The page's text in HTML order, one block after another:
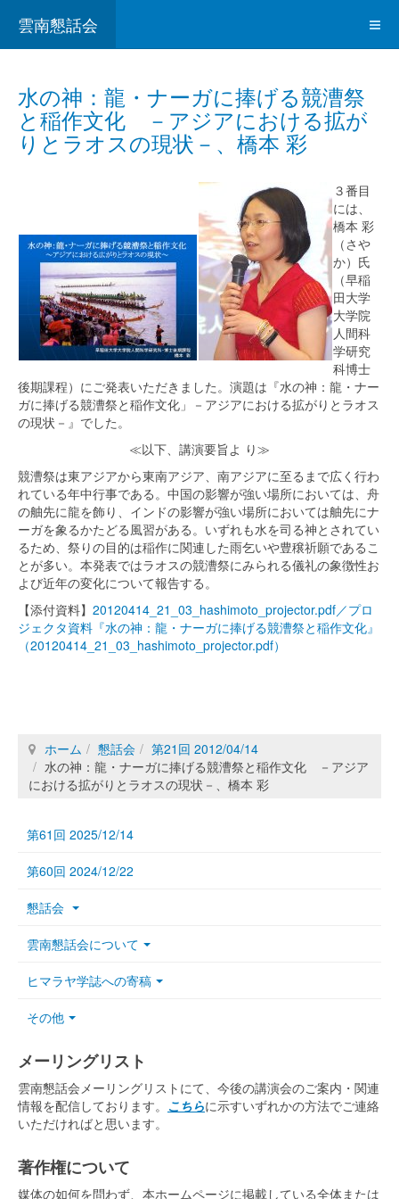
雲南懇話会
水の神：龍・ナーガに捧げる競漕祭
と稲作文化 －アジアにおける拡が
りとラオスの現状－、橋本 彩
３番目
には、
橋本 彩
（さや
か）氏
（早稲
田大学
大学院
人間科
学研究
科博士
後期課程）にご発表いただきました。演題は『水の神：龍・ナー
ガに捧げる競漕祭と稲作文化」－アジアにおける拡がりとラオス
の現状－』でした。
≪以下、講演要旨よ り≫
競漕祭は東アジアから東南アジア、南アジアに至るまで広く行わ
れている年中行事である。中国の影響が強い場所においては、舟
の舳先に龍を飾り、インドの影響が強い場所においては舳先にナ
ーガを象るかたどる風習がある。いずれも水を司る神とされてい
るため、祭りの目的は稲作に関連した雨乞いや豊穣祈願であるこ
とが多い。本発表ではラオスの競漕祭にみられる儀礼の象徴性お
よび近年の変化について報告する。
【添付資料】 20120414_21_03_hashimoto_projector.pdf／プロ
ジェクタ資料『水の神：龍・ナーガに捧げる競漕祭と稲作文化』
（20120414_21_03_hashimoto_projector.pdf）
ホーム 懇話会
第21回 2012/04/14
水の神：龍・ナーガに捧げる競漕祭と稲作文化 －アジア
における拡がりとラオスの現状－、橋本 彩
第61回 2025/12/14
第60回 2024/12/22
懇話会
雲南懇話会について
ヒマラヤ学誌への寄稿
その他
メーリングリスト
雲南懇話会メーリングリストにて、今後の講演会のご案内・関連
情報を配信しております。 こちらに示すいずれかの方法でご連絡
いただければと思います。
著作権について
媒体の如何を問わず、本ホームページに掲載している全体または